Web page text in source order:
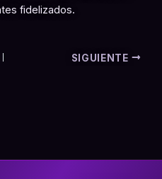
fidelizados.
SIGUIENTE